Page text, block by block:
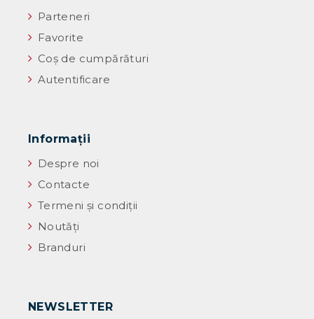
Parteneri
Favorite
Coș de cumpărături
Autentificare
Informaţii
Despre noi
Contacte
Termeni și condiții
Noutăţi
Branduri
NEWSLETTER